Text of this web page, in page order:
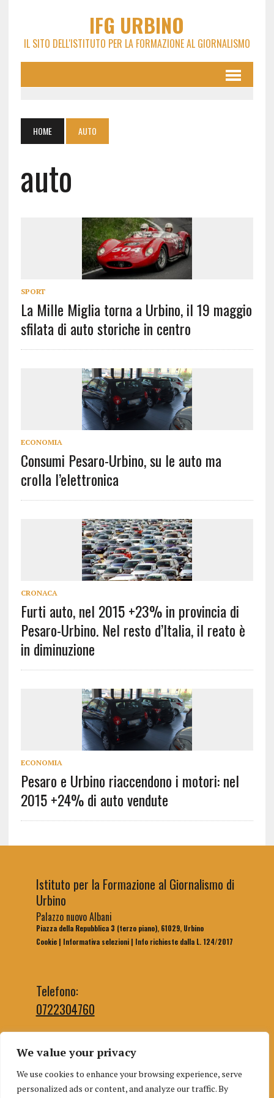
We value your privacy
We use cookies to enhance your browsing experience, serve
personalized ads or content, and analyze our traffic. By
IFG URBINO
IL SITO DELL'ISTITUTO PER LA FORMAZIONE AL GIORNALISMO
HOME AUTO
auto
SPORT
La Mille Miglia torna a Urbino, il 19 maggio
sfilata di auto storiche in centro
ECONOMIA
Consumi Pesaro-Urbino, su le auto ma
crolla l’elettronica
CRONACA
Furti auto, nel 2015 +23% in provincia di
Pesaro-Urbino. Nel resto d’Italia, il reato è
in diminuzione
ECONOMIA
Pesaro e Urbino riaccendono i motori: nel
2015 +24% di auto vendute
Istituto per la Formazione al Giornalismo di
Urbino
Palazzo nuovo Albani
Piazza della Repubblica 3 (terzo piano), 61029, Urbino
Cookie| Informativa selezioni| Info richieste dalla L. 124/2017
Telefono:
0722304760
Email segreteria:
segreteriaifg@uniurb.it